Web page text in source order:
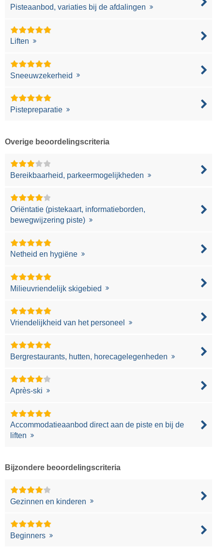
Pisteaanbod, variaties bij de afdalingen
Liften
Sneeuwzekerheid
Pistepreparatie
Overige beoordelingscriteria
Bereikbaarheid, parkeermogelijkheden
Oriëntatie (pistekaart, informatieborden,
bewegwijzering piste)
Netheid en hygiëne
Milieuvriendelijk skigebied
Vriendelijkheid van het personeel
Bergrestaurants, hutten, horecagelegenheden
Après-ski
Accommodatieaanbod direct aan de piste en bij de
liften
Bijzondere beoordelingscriteria
Gezinnen en kinderen
Beginners